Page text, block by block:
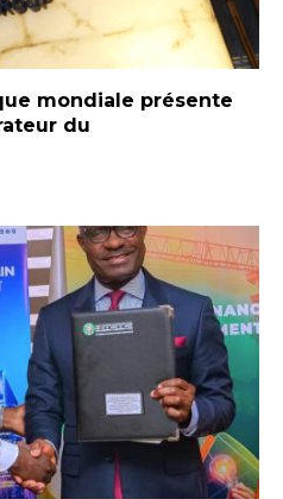
mondiale présente
du